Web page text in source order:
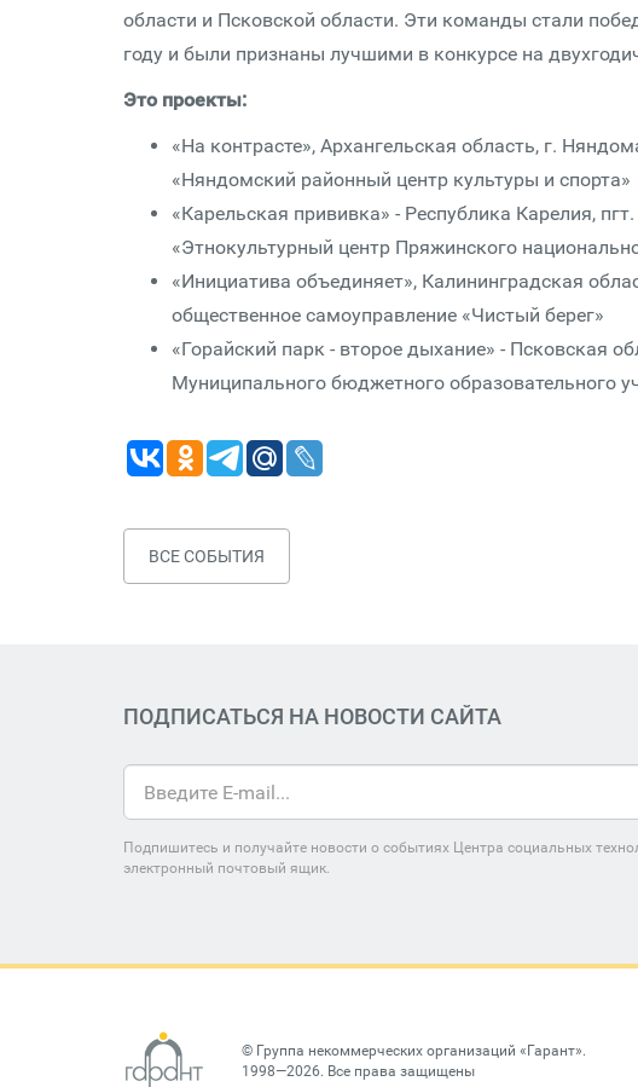
области и Псковской области. Эти команды стали
году и были признаны лучшими в конкурсе на
Это проекты:
«На контрасте», Архангельская область, г.
«Няндомский районный центр культуры и спорта»
«Карельская прививка» - Республика Карелия,
«Этнокультурный центр Пряжинского
«Инициатива объединяет», Калининградская
общественное самоуправление «Чистый берег»
«Горайский парк - второе дыхание» - Псковская
Муниципального бюджетного образовательного
ВСЕ СОБЫТИЯ
ПОДПИСАТЬСЯ НА НОВОСТИ САЙТА
Подпишитесь и получайте новости о событиях Центра социальных
электронный почтовый ящик.
© Группа некоммерческих организаций «Гарант».
1998—2026. Все права защищены